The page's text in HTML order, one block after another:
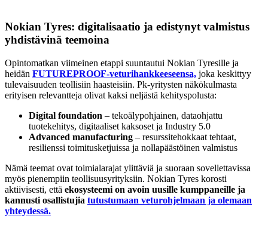
Nokian Tyres: digitalisaatio ja edistynyt valmistus
yhdistävinä teemoina
Opintomatkan viimeinen etappi suuntautui Nokian Tyresille ja
heidän FUTUREPROOF-veturihankkeeseensa, joka keskittyy
tulevaisuuden teollisiin haasteisiin. Pk-yritysten näkökulmasta
erityisen relevantteja olivat kaksi neljästä kehityspolusta:
Digital foundation – tekoälypohjainen, dataohjattu
tuotekehitys, digitaaliset kaksoset ja Industry 5.0
Advanced manufacturing – resurssitehokkaat tehtaat,
resilienssi toimitusketjuissa ja nollapäästöinen valmistus
Nämä teemat ovat toimialarajat ylittäviä ja suoraan sovellettavissa
myös pienempiin teollisuusyrityksiin. Nokian Tyres korosti
aktiivisesti, että ekosysteemi on avoin uusille kumppaneille ja
kannusti osallistujia tutustumaan veturohjelmaan ja olemaan
yhteydessä.